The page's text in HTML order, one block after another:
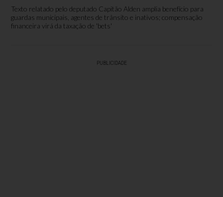
Texto relatado pelo deputado Capitão Alden amplia benefício para
guardas municipais, agentes de trânsito e inativos; compensação
financeira virá da taxação de 'bets'
PUBLICIDADE